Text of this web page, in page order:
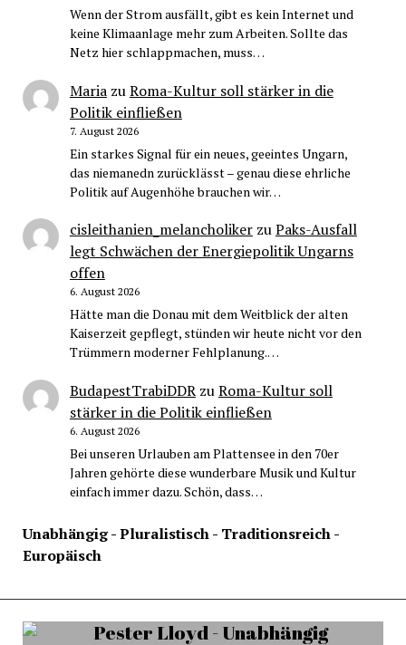
Wenn der Strom ausfällt, gibt es kein Internet und
keine Klimaanlage mehr zum Arbeiten. Sollte das
Netz hier schlappmachen, muss…
MariazuRoma-Kultur soll stärker in die
Politik einfließen
7. August 2026
Ein starkes Signal für ein neues, geeintes Ungarn,
das niemanedn zurücklässt – genau diese ehrliche
Politik auf Augenhöhe brauchen wir…
cisleithanien_melancholikerzuPaks-Ausfall
legt Schwächen der Energiepolitik Ungarns
offen
6. August 2026
Hätte man die Donau mit dem Weitblick der alten
Kaiserzeit gepflegt, stünden wir heute nicht vor den
Trümmern moderner Fehlplanung.…
BudapestTrabiDDRzuRoma-Kultur soll
stärker in die Politik einfließen
6. August 2026
Bei unseren Urlauben am Plattensee in den 70er
Jahren gehörte diese wunderbare Musik und Kultur
einfach immer dazu. Schön, dass…
Unabhängig - Pluralistisch - Traditionsreich -
Europäisch